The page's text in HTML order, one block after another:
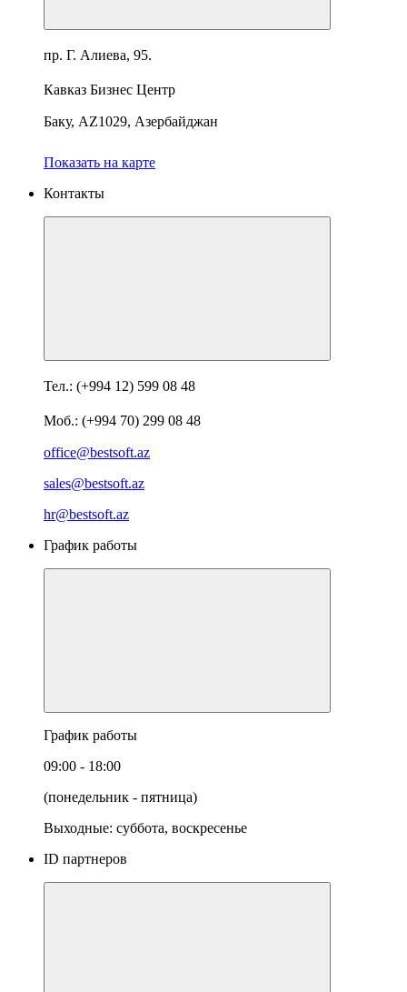
пр. Г. Алиева, 95.
Кавказ Бизнес Центр
Баку, AZ1029, Азербайджан
Показать на карте
Контакты
Тел.: (+994 12) 599 08 48
Моб.: (+994 70) 299 08 48
office@bestsoft.az
sales@bestsoft.az
hr@bestsoft.az
График работы
График работы
09:00 - 18:00
(понедельник - пятница)
Выходные: суббота, воскресенье
ID партнеров